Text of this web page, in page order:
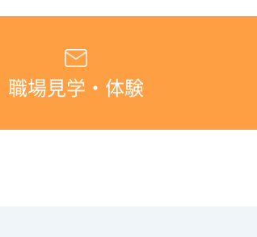
職場見学・体験